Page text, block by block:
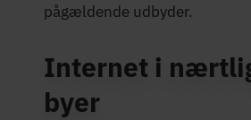
pågældende udbyder.
Internet i
byer